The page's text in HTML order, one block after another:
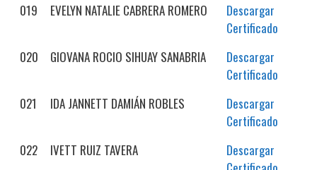
019
EVELYN NATALIE CABRERA ROMERO
Descargar
Certificado
020
GIOVANA ROCIO SIHUAY SANABRIA
Descargar
Certificado
021
IDA JANNETT DAMIÁN ROBLES
Descargar
Certificado
022
IVETT RUIZ TAVERA
Descargar